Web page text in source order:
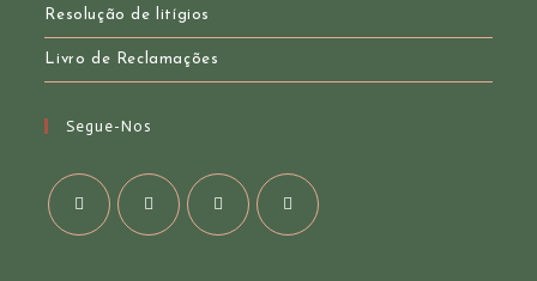
Resolução de litígios
Livro de Reclamações
Segue-Nos